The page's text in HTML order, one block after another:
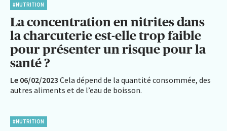
#NUTRITION
La concentration en nitrites dans
la charcuterie est-elle trop faible
pour présenter un risque pour la
santé ?
Le 06/02/2023 Cela dépend de la quantité consommée, des
autres aliments et de l’eau de boisson.
#NUTRITION